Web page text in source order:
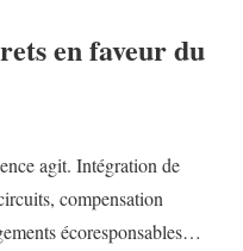
en faveur du
agit. Intégration de
compensation
écoresponsables…